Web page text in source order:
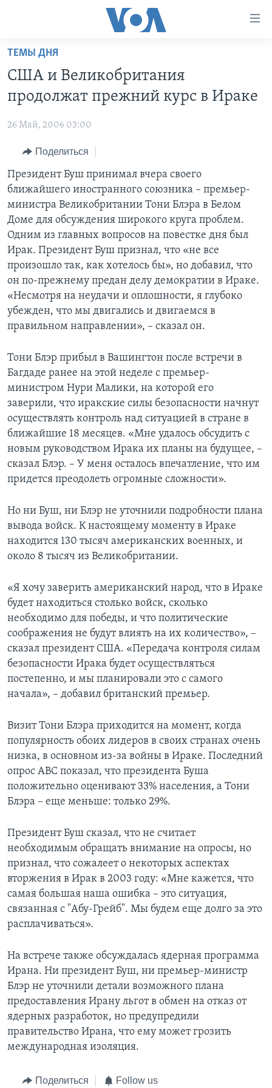
Перейти
основной
контент
Перейти
навигации
Перейти
поиск
НОВОСТИ ЗА МИНУТУ
ИТОГИ
ПОЧЕМУ ЭТО ВАЖНО?
ДЕТАЛИ
НЬЮ-ЙОРК NEW YORK
АМЕРИКА. БОЛЬШОЕ ПУТЕШЕСТВИЕ
ПРОЕКТЫ
УЧИМ АНГЛИЙСКИЙ
НАША АМЕРИКАНСКАЯ ИСТОРИЯ
А КАК В АМЕРИКЕ?
АМЕРИКАНСКИЕ ГОРОДКИ
ТЕСТЫ
ЭКСПЕРТИЗА
ИНТЕРВЬЮ
ФАКТЫ ПРОТИВ ФЕЙКОВ
ЗА СВОБОДУ ПРЕССЫ
УЧИМ АНГЛИЙСКИЙ
ВИДЕО
ПОДПИСКА НА НОВОСТИ
Learning English
СОЦИАЛЬНЫЕ СЕТИ
Языки
ТЕМЫ ДНЯ
США и Великобритания
продолжат прежний курс в Ираке
26 Май, 2006 03:00
Поделиться
Президент Буш принимал вчера своего
ближайшего иностранного союзника – премьер-
министра Великобритании Тони Блэра в Белом
Доме для обсуждения широкого круга проблем.
Одним из главных вопросов на повестке дня был
Ирак. Президент Буш признал, что «не все
произошло так, как хотелось бы», но добавил, что
он по-прежнему предан делу демократии в Ираке.
«Несмотря на неудачи и оплошности, я глубоко
убежден, что мы двигались и двигаемся в
правильном направлении», – сказал он.
Тони Блэр прибыл в Вашингтон после встречи в
Багдаде ранее на этой неделе с премьер-
министром Нури Малики, на которой его
заверили, что иракские силы безопасности начнут
осуществлять контроль над ситуацией в стране в
ближайшие 18 месяцев. «Мне удалось обсудить с
новым руководством Ирака их планы на будущее, –
сказал Блэр. – У меня осталось впечатление, что им
придется преодолеть огромные сложности».
Но ни Буш, ни Блэр не уточнили подробности плана
вывода войск. К настоящему моменту в Ираке
находится 130 тысяч американских военных, и
около 8 тысяч из Великобритании.
«Я хочу заверить американский народ, что в Ираке
будет находиться столько войск, сколько
необходимо для победы, и что политические
соображения не будут влиять на их количество», –
сказал президент США. «Передача контроля силам
безопасности Ирака будет осуществляться
постепенно, и мы планировали это с самого
начала», – добавил британский премьер.
Визит Тони Блэра приходится на момент, когда
популярность обоих лидеров в своих странах очень
низка, в основном из-за войны в Ираке. Последний
опрос ABC показал, что президента Буша
положительно оценивают 33% населения, а Тони
Блэра – еще меньше: только 29%.
Президент Буш сказал, что не считает
необходимым обращать внимание на опросы, но
признал, что сожалеет о некоторых аспектах
вторжения в Ирак в 2003 году: «Мне кажется, что
самая большая наша ошибка – это ситуация,
связанная с "Абу-Грейб". Мы будем еще долго за это
расплачиваться».
На встрече также обсуждалась ядерная программа
Ирана. Ни президент Буш, ни премьер-министр
Блэр не уточнили детали возможного плана
предоставления Ирану льгот в обмен на отказ от
ядерных разработок, но предупредили
правительство Ирана, что ему может грозить
международная изоляция.
Поделиться Follow us